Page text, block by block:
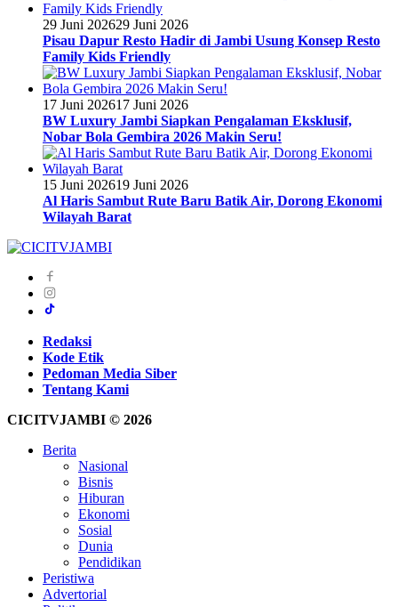
29 Juni 202629 Juni 2026
Pisau Dapur Resto Hadir di Jambi Usung Konsep Resto
Family Kids Friendly
17 Juni 202617 Juni 2026
BW Luxury Jambi Siapkan Pengalaman Eksklusif,
Nobar Bola Gembira 2026 Makin Seru!
15 Juni 202619 Juni 2026
Al Haris Sambut Rute Baru Batik Air, Dorong Ekonomi
Wilayah Barat
Redaksi
Kode Etik
Pedoman Media Siber
Tentang Kami
CICITVJAMBI © 2026
Berita
Nasional
Bisnis
Hiburan
Ekonomi
Sosial
Dunia
Pendidikan
Peristiwa
Advertorial